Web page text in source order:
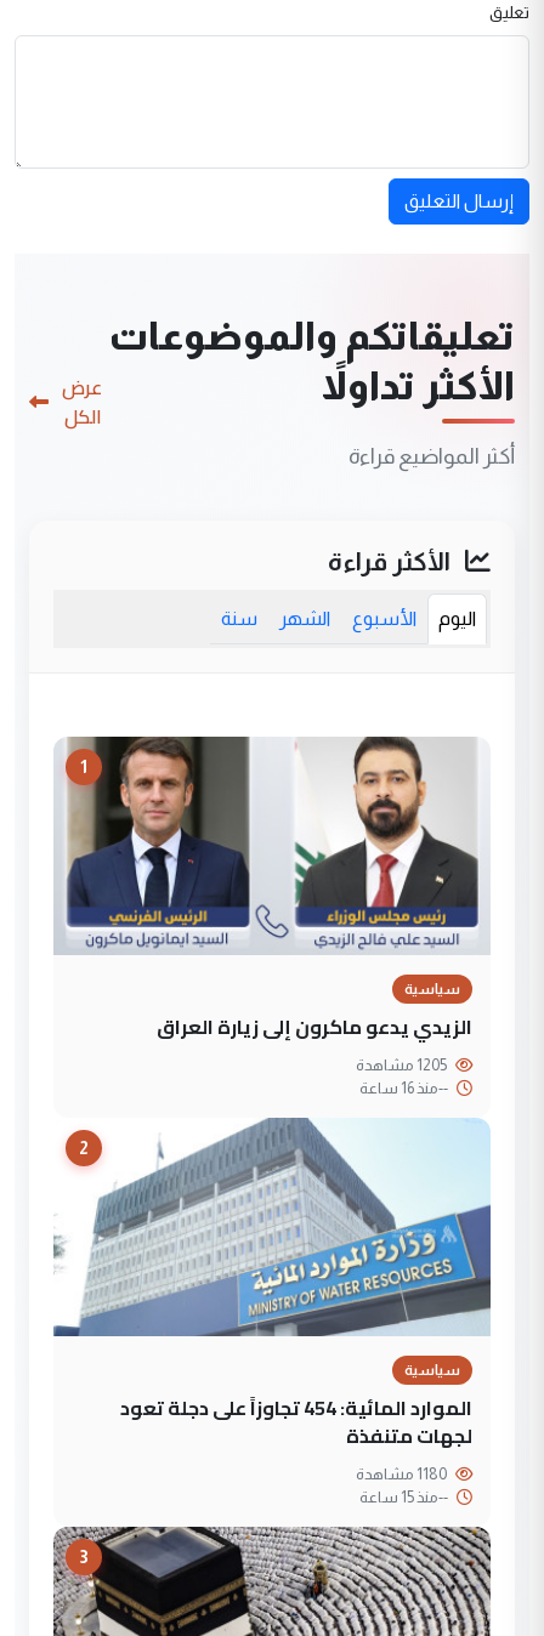
تعليق
إرسال التعليق
تعليقاتكم والموضوعات
الأكثر تداولاً
أكثر المواضيع قراءة
عرض
الكل
الأكثر قراءة
اليوم الأسبوع الشهر سنة
1
سياسية
الزيدي يدعو ماكرون إلى زيارة العراق
--منذ 16 ساعة
2
سياسية
الموارد المائية: 454 تجاوزاً على دجلة تعود
لجهات متنفذة
--منذ 15 ساعة
3